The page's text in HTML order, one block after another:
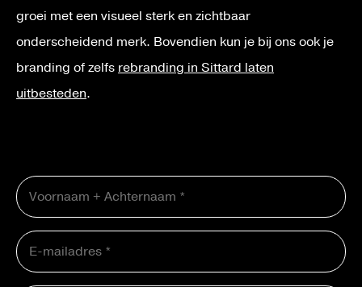
groei met een visueel sterk en zichtbaar
onderscheidend merk. Bovendien kun je bij ons ook je
branding of zelfs rebranding in Sittard laten
uitbesteden.